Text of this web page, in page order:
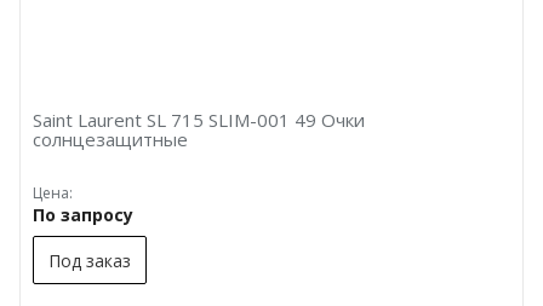
Saint Laurent SL 715 SLIM-001 49 Очки
солнцезащитные
Цена:
По запросу
Под заказ